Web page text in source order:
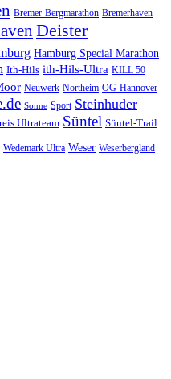
Bremer-Bergmarathon Bremerhaven
Deister
Hamburg Special Marathon
Ith-Hils ith-Hils-Ultra KILL 50
Neuwerk Northeim OG-Hannover
Sonne Sport Steinhuder
Ultrateam Süntel Süntel-Trail
Wedemark Ultra Weser Weserbergland